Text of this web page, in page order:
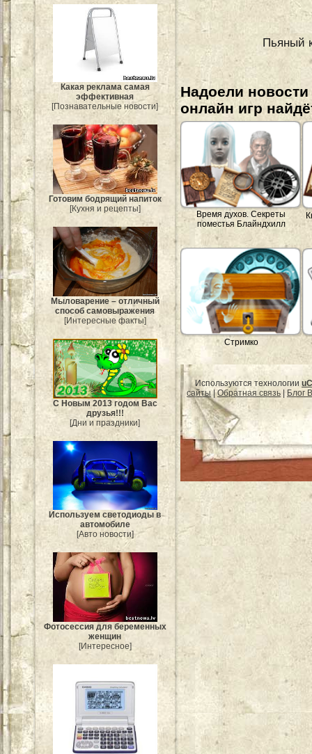
Какая реклама самая
эффективная
[Познавательные новости]
Готовим бодрящий напиток
[Кухня и рецепты]
Мыловарение – отличный
способ самовыражения
[Интересные факты]
С Новым 2013 годом Вас
друзья!!!
[Дни и праздники]
Используем светодиоды в
автомобиле
[Авто новости]
Фотосессия для беременных
женщин
[Интересное]
Пьяный
Надоели
онлайн игр
Время духов. Секреты
поместья Блайндхилл
Стримко
Используются технологии
сайты|Обратная связь Блог